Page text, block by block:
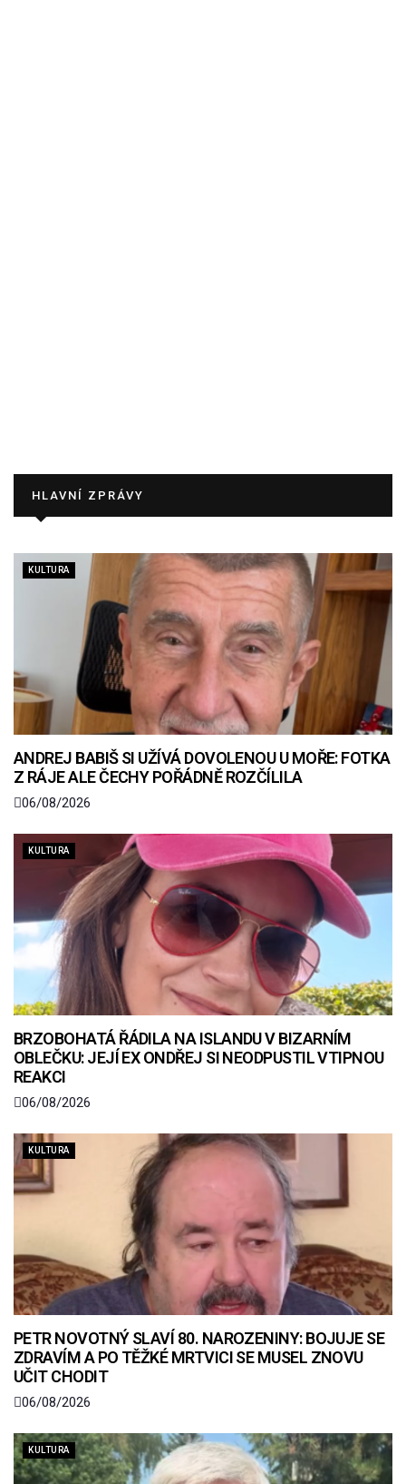
HLAVNÍ ZPRÁVY
KULTURA
ANDREJ BABIŠ SI UŽÍVÁ DOVOLENOU U MOŘE: FOTKA
Z RÁJE ALE ČECHY POŘÁDNĚ ROZČÍLILA
06/08/2026
KULTURA
BRZOBOHATÁ ŘÁDILA NA ISLANDU V BIZARNÍM
OBLEČKU: JEJÍ EX ONDŘEJ SI NEODPUSTIL VTIPNOU
REAKCI
06/08/2026
KULTURA
PETR NOVOTNÝ SLAVÍ 80. NAROZENINY: BOJUJE SE
ZDRAVÍM A PO TĚŽKÉ MRTVICI SE MUSEL ZNOVU
UČIT CHODIT
06/08/2026
KULTURA